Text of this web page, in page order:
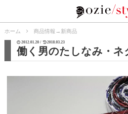
ホーム 商品情報 → 新商品
2012.01.20 / 2018.03.23
働く男のたしなみ・ネ